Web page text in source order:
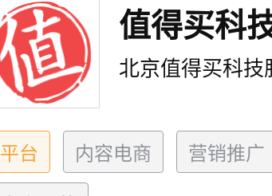
值得买科
北京值得买科技
平台 内容电商 营销推广